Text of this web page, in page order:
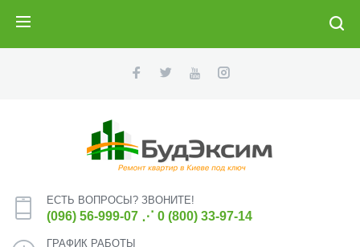
ЕСТЬ ВОПРОСЫ? ЗВОНИТЕ!
(096) 56-999-07 ⋰ 0 (800) 33-97-14
ГРАФИК РАБОТЫ